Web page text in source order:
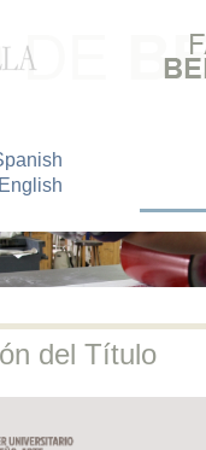
English
del Título